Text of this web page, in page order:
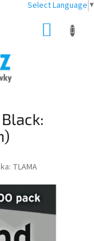
Select Language ▼
TLAMA